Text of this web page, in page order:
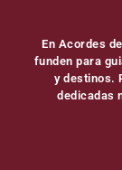
En Acordes
funden para
y destinos.
dedicadas